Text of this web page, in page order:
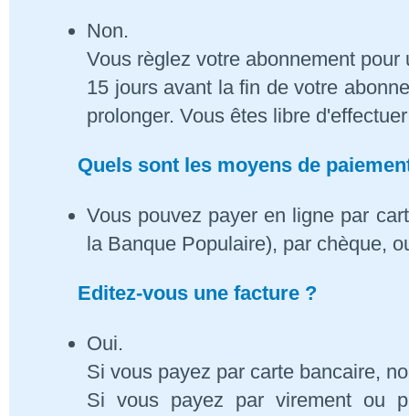
Non.
Vous règlez votre abonnement
15 jours avant la fin de votre
prolonger. Vous êtes libre
Quels sont les moyens de
Vous pouvez payer en ligne par
la Banque Populaire), par chèque,
Editez-vous une facture ?
Oui.
Si vous payez par carte bancaire,
Si vous payez par virement ou